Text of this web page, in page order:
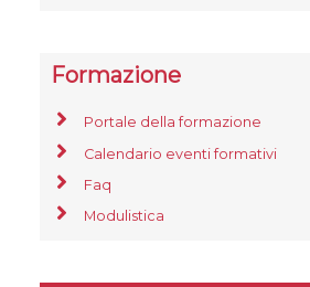
Formazione
Portale della formazione
Calendario eventi formativi
Faq
Modulistica